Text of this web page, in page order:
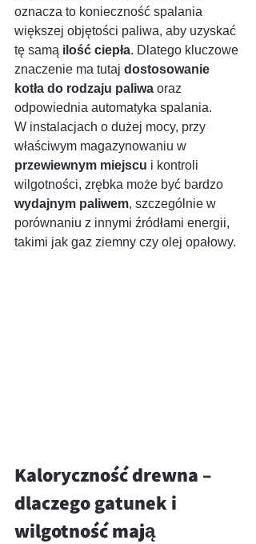
oznacza to konieczność spalania
większej objętości paliwa, aby uzyskać
tę samą ilość ciepła. Dlatego kluczowe
znaczenie ma tutaj dostosowanie
kotła do rodzaju paliwa oraz
odpowiednia automatyka spalania.
W instalacjach o dużej mocy, przy
właściwym magazynowaniu w
przewiewnym miejscu i kontroli
wilgotności, zrębka może być bardzo
wydajnym paliwem, szczególnie w
porównaniu z innymi źródłami energii,
takimi jak gaz ziemny czy olej opałowy.
Kaloryczność drewna –
dlaczego gatunek i
wilgotność mają